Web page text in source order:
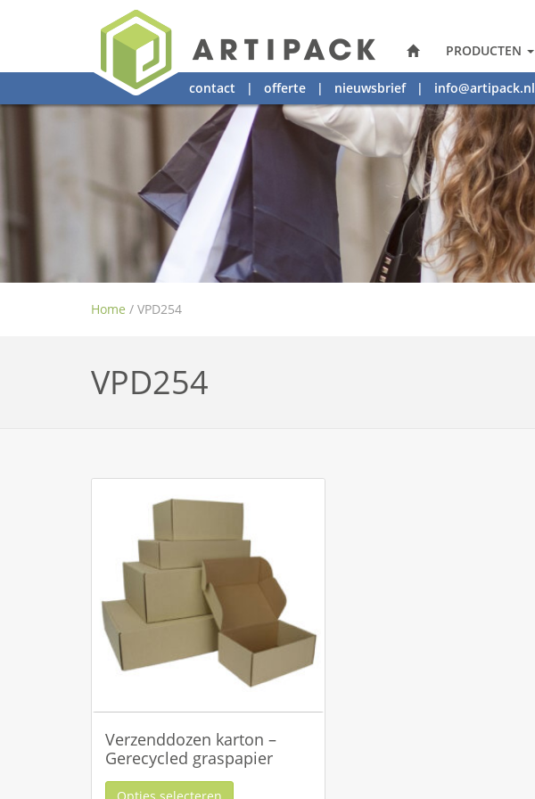
PRODUCTEN
contact | offerte | nieuwsbrief| info@artipack.nl
Home / VPD254
VPD254
Verzenddozen karton –
Gerecycled graspapier
Opties selecteren